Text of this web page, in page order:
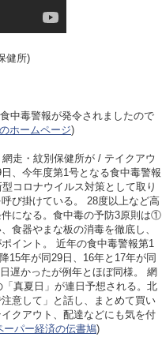
健所)
中毒警報が発令されましたので
ホームページ)
走・紋別保健所が / テイクアウ
、今年度第1号となる食中毒警報
コロナウイルス対策として取り
び掛けている。 28度以上など高
になる。食中毒の予防3原則は①
器やまな板の消毒を徹底し、
イント。 近年の食中毒警報第1
15年が同29日、16年と17年が同
遅かったが例年とほぼ同様。 網
真夏日」が連日予想される。北
意して」と話し、まとめて買い
クアウト、配達などにも気を付
ーパー経済の伝書鳩)